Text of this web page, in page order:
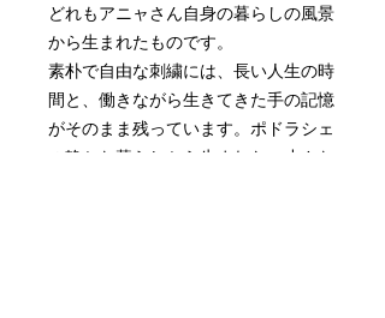
どれもアニャさん自身の暮らしの風景
から生まれたものです。
素朴で自由な刺繍には、長い人生の時
間と、働きながら生きてきた手の記憶
がそのまま残っています。ポドラシェ
の静かな暮らしから生まれた、小さな